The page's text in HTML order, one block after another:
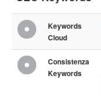
Keywords
Cloud
Consistenza
Keywords